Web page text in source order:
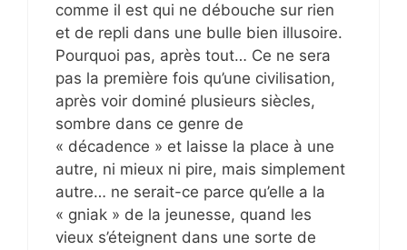
comme il est qui ne débouche sur rien
et de repli dans une bulle bien illusoire.
Pourquoi pas, après tout… Ce ne sera
pas la première fois qu’une civilisation,
après voir dominé plusieurs siècles,
sombre dans ce genre de
« décadence » et laisse la place à une
autre, ni mieux ni pire, mais simplement
autre… ne serait-ce parce qu’elle a la
« gniak » de la jeunesse, quand les
vieux s’éteignent dans une sorte de